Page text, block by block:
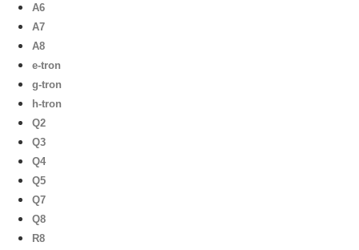
A6
A7
A8
e-tron
g-tron
h-tron
Q2
Q3
Q4
Q5
Q7
Q8
R8